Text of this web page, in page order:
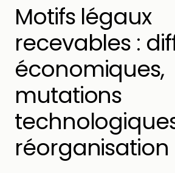
Motifs légaux
recevables :
économiques,
mutations
réorganisation